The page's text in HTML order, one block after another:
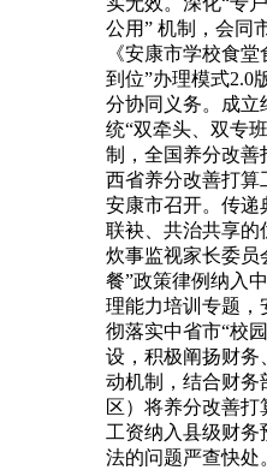
公用” 机制，会同
《安康市学校食
到位”办理模式2.0
分协同义务。成立
统“双牵头、双专
制，全国养分改善
西省养分改善打算
安康市召开。传递
联袂、共治共享的
炊事监视家长委员
餐”政策律例纳入
理能力培训专题，
彻落实中省市“校
设，积极阐扬财务
动机制，结合财务
区）将养分改善
工资纳入县级财务
法的问题严查快处